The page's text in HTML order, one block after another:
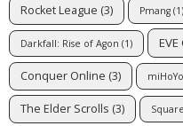
Rocket League (3) Pmang (1)
Darkfall: Rise of Agon (1)
Conquer Online (3) miHoYo
The Elder Scrolls (3)